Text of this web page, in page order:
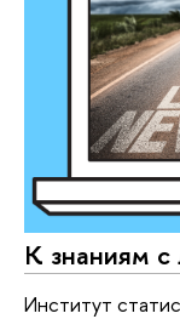
К знаниям
Институт